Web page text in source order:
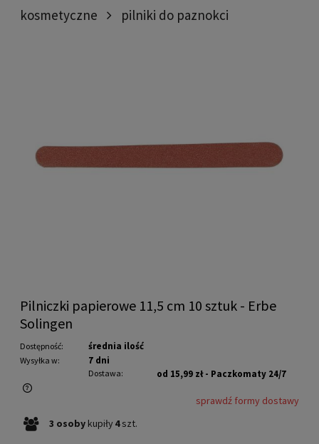
kosmetyczne
pilniki do paznokci
Pilniczki papierowe 11,5 cm 10 sztuk - Erbe
Solingen
Dostępność: średnia ilość
Wysyłka w: 7 dni
Dostawa: od 15,99 zł - Paczkomaty 24/7
Cena nie zawiera ewentualnych kosztów płatności
sprawdź formy dostawy
3 osoby kupiły 4 szt.